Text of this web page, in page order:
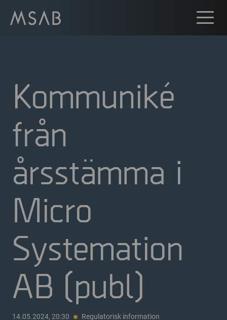
Kommuniké
från
årsstämma i
Micro
Systemation
AB (publ)
14.05.2024, 20:30 Regulatorisk information